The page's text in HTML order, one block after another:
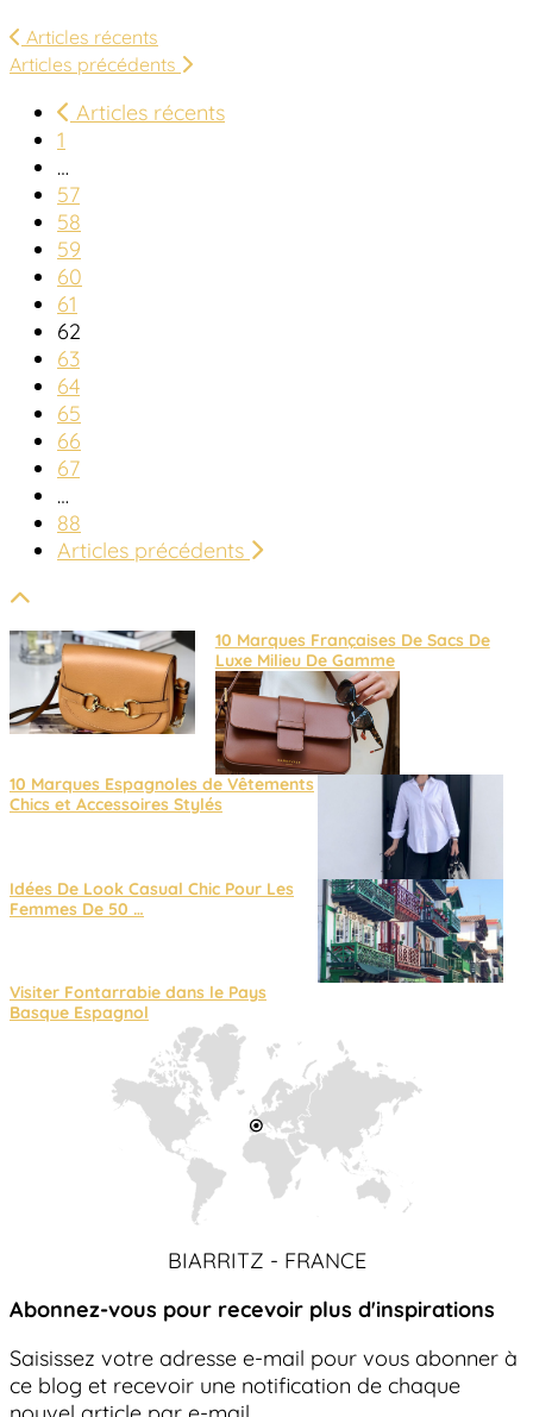
Articles récents
Articles précédents
Articles récents
1
…
57
58
59
60
61
62
63
64
65
66
67
…
88
Articles précédents
10 Marques Françaises De Sacs De
Luxe Milieu De Gamme
10 Marques Espagnoles de Vêtements
Chics et Accessoires Stylés
Idées De Look Casual Chic Pour Les
Femmes De 50 …
Visiter Fontarrabie dans le Pays
Basque Espagnol
BIARRITZ - FRANCE
Abonnez-vous pour recevoir plus d'inspirations
Saisissez votre adresse e-mail pour vous abonner à
ce blog et recevoir une notification de chaque